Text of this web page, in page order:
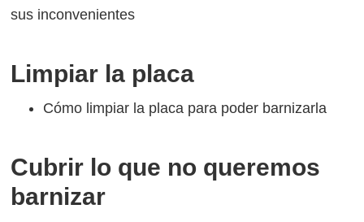
sus inconvenientes
Limpiar la placa
Cómo limpiar la placa para poder barnizarla
Cubrir lo que no queremos
barnizar